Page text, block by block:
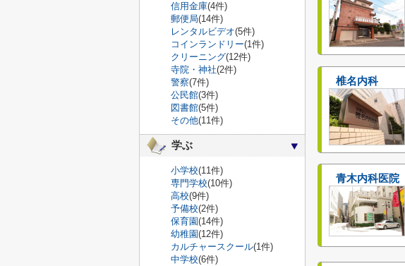
椎名内科
青木内科医院
信用金庫(4件)
郵便局(14件)
レンタルビデオ(5件)
コインランドリー(1件)
クリーニング(12件)
寺院・神社(2件)
警察(7件)
公民館(3件)
図書館(5件)
その他(11件)
学ぶ
小学校(11件)
専門学校(10件)
高校(9件)
予備校(2件)
保育園(14件)
幼稚園(12件)
カルチャースクール(1件)
中学校(6件)